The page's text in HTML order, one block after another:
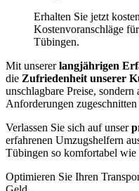
Erhalten Sie jetzt
Kostenvoranschläge
Tübingen.
Mit unsererlangjährigen
die Zufriedenheit unserer
unschlagbare Preise,
Anforderungen zugeschnitten
Verlassen Sie sich auf unser
erfahrenen Umzugshelfern
Tübingen so komfortabel wie
Optimieren Sie Ihren